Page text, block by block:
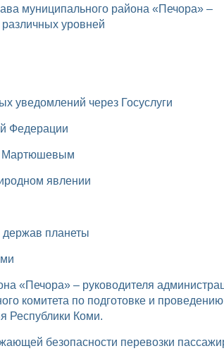
муниципального района «Печора» –
уровней
уведомлений через Госуслуги
Федерации
Мартюшевым
явлении
держав планеты
комитета по подготовке и проведению
Республики Коми.